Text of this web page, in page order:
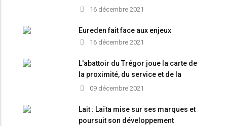
16 décembre 2021
Eureden fait face aux enjeux
16 décembre 2021
L'abattoir du Trégor joue la carte de
la proximité, du service et de la
modernité
09 décembre 2021
Lait : Laïta mise sur ses marques et
poursuit son développement